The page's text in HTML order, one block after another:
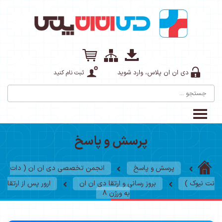
وارد شوید ثبت نام کنید
پرسش و پاسخ
پاسخ
انجمن تخصصی دی ان ان ( دات
بروز رسانی و ارتقا دی ان ان
ارور پس از ارتقا
به ورژن 8